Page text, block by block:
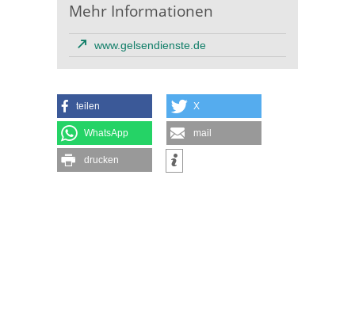
Mehr Informationen
www.gelsendienste.de
teilen X
WhatsApp mail
drucken